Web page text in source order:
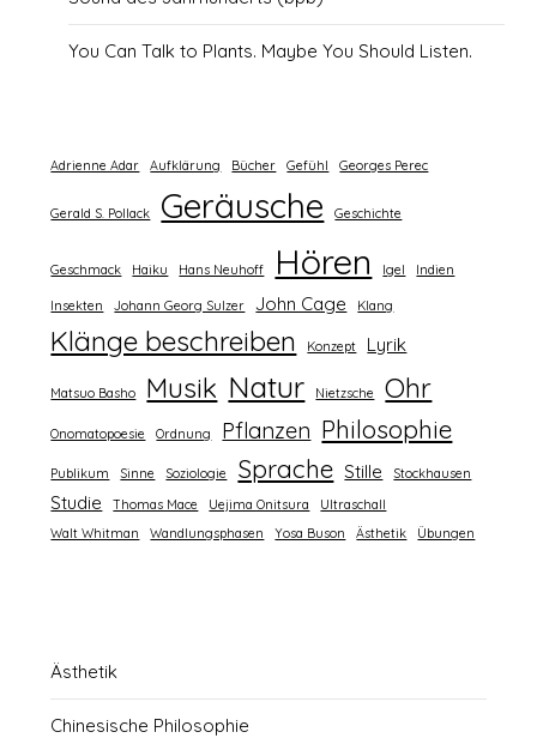
You Can Talk to Plants. Maybe You Should Listen.
Adrienne Adar Aufklärung Bücher Gefühl Georges Perec
Gerald S. Pollack Geräusche Geschichte
Geschmack Haiku Hans Neuhoff Hören Igel Indien
Insekten Johann Georg Sulzer John Cage Klang
Klänge beschreiben Konzept Lyrik
Matsuo Basho Musik Natur Nietzsche Ohr
Onomatopoesie Ordnung Pflanzen Philosophie
Publikum Sinne Soziologie Sprache Stille Stockhausen
Studie Thomas Mace Uejima Onitsura
Ultraschall
Walt Whitman
Wandlungsphasen Yosa Buson Ästhetik Übungen
Ästhetik
Chinesische Philosophie